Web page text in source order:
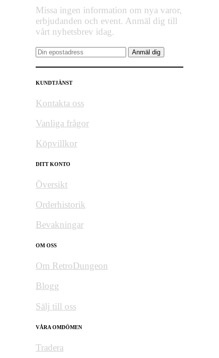
Missa ingen information om nya varor,
erbjudanden och event. Anmäl dig till
vårt nyhetsbrev idag.
KUNDTJÄNST
Kontakta oss
Vanliga frågor
Köpvillkor
DITT KONTO
Översikt
Orderhistorik
Bevakningar
OM OSS
Om RetroDungeon
Blogg
Sälj till oss
VÅRA OMDÖMEN
Tradera